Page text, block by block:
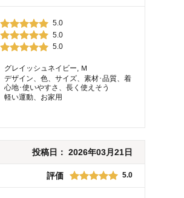
5.0
5.0
5.0
グレイッシュネイビー, Ｍ
デザイン、色、サイズ、素材･品質、着
心地･使いやすさ、長く使えそう
軽い運動、お家用
投稿日： 2026年03月21日
評価 5.0